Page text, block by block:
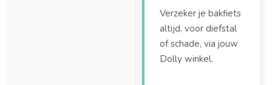
Verzeker je bakfiets
altijd, voor diefstal
of schade, via jouw
Dolly winkel.